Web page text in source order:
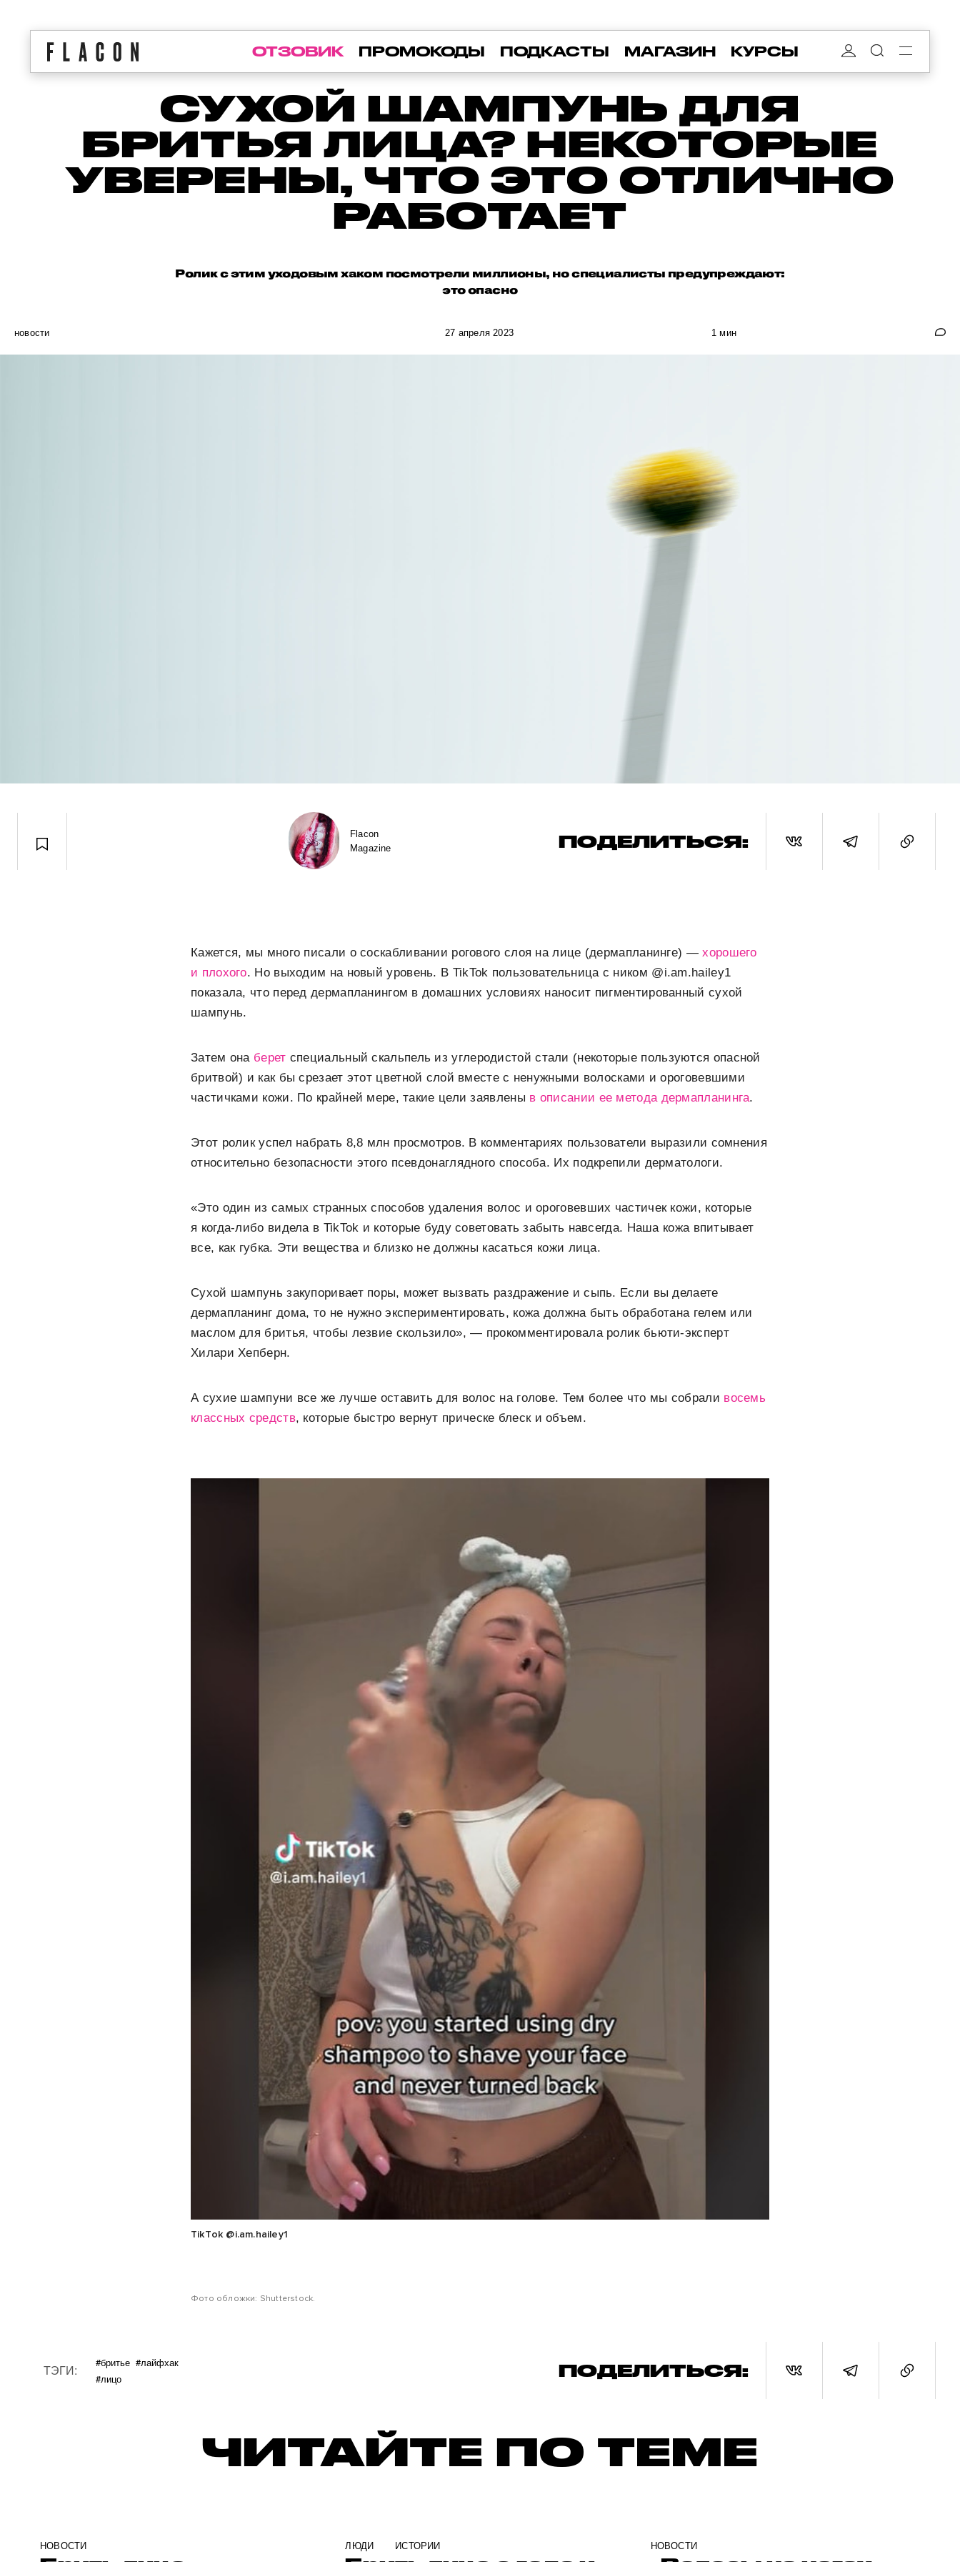
ОТЗОВИК ПРОМОКОДЫ ПОДКАСТЫ МАГАЗИН КУРСЫ
СУХОЙ ШАМПУНЬ ДЛЯ
БРИТЬЯ ЛИЦА? НЕКОТОРЫЕ
УВЕРЕНЫ, ЧТО ЭТО ОТЛИЧНО
РАБОТАЕТ
Ролик с этим уходовым хаком посмотрели миллионы, но специалисты предупреждают:
это опасно
новости 27 апреля 2023 1 мин
Flacon
Magazine
ПОДЕЛИТЬСЯ:
Кажется, мы много писали о соскабливании рогового слоя на лице (дермапланинге) —хорошего
и плохого. Но выходим на новый уровень. В TikTok пользовательница с ником @i.am.hailey1
показала, что перед дермапланингом в домашних условиях наносит пигментированный сухой
шампунь.
Затем она берет специальный скальпель из углеродистой стали (некоторые пользуются опасной
бритвой) и как бы срезает этот цветной слой вместе с ненужными волосками и ороговевшими
частичками кожи. По крайней мере, такие цели заявлены в описании ее метода дермапланинга.
Этот ролик успел набрать 8,8 млн просмотров. В комментариях пользователи выразили сомнения
относительно безопасности этого псевдонаглядного способа. Их подкрепили дерматологи.
«Это один из самых странных способов удаления волос и ороговевших частичек кожи, которые
я когда-либо видела в TikTok и которые буду советовать забыть навсегда. Наша кожа впитывает
все, как губка. Эти вещества и близко не должны касаться кожи лица.
Сухой шампунь закупоривает поры, может вызвать раздражение и сыпь. Если вы делаете
дермапланинг дома, то не нужно экспериментировать, кожа должна быть обработана гелем или
маслом для бритья, чтобы лезвие скользило», — прокомментировала ролик бьюти-эксперт
Хилари Хепберн.
А сухие шампуни все же лучше оставить для волос на голове. Тем более что мы собрали восемь
классных средств, которые быстро вернут прическе блеск и объем.
TikTok @i.am.hailey1
Фото обложки: Shutterstock.
ТЭГИ: #бритье #лайфхак
#лицо
ПОДЕЛИТЬСЯ:
ЧИТАЙТЕ ПО ТЕМЕ
НОВОСТИ ЛЮДИ ИСТОРИИ НОВОСТИ